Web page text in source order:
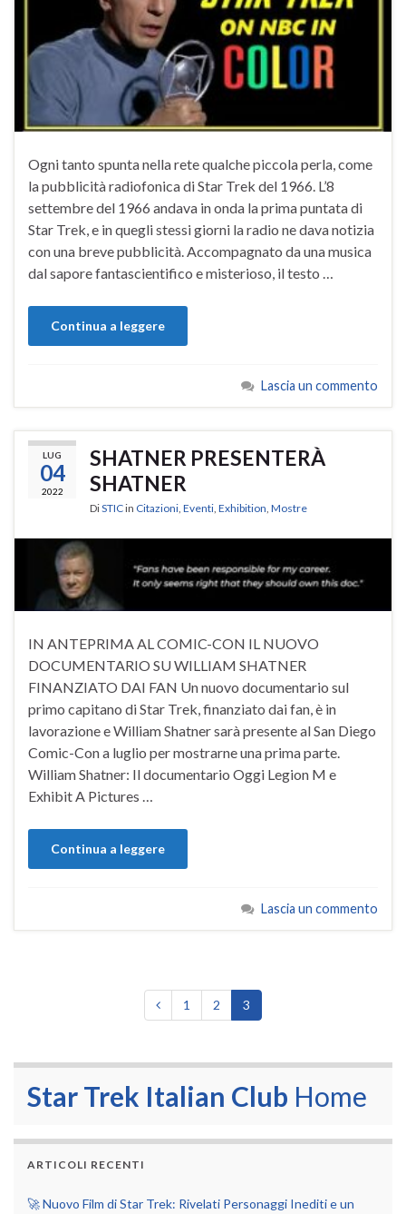
Ogni tanto spunta nella rete qualche piccola perla, come
la pubblicità radiofonica di Star Trek del 1966. L’8
settembre del 1966 andava in onda la prima puntata di
Star Trek, e in quegli stessi giorni la radio ne dava notizia
con una breve pubblicità. Accompagnato da una musica
dal sapore fantascientifico e misterioso, il testo …
Continua a leggere
Lascia un commento
LUG
04
2022
SHATNER PRESENTERÀ
SHATNER
DiSTICin Citazioni Eventi Exhibition Mostre
IN ANTEPRIMA AL COMIC-CON IL NUOVO
DOCUMENTARIO SU WILLIAM SHATNER
FINANZIATO DAI FAN Un nuovo documentario sul
primo capitano di Star Trek, finanziato dai fan, è in
lavorazione e William Shatner sarà presente al San Diego
Comic-Con a luglio per mostrarne una prima parte.
William Shatner: Il documentario Oggi Legion M e
Exhibit A Pictures …
Continua a leggere
Lascia un commento
1 2 3
Star Trek Italian Club Home
ARTICOLI RECENTI
🚀 Nuovo Film di Star Trek: Rivelati Personaggi Inediti e un